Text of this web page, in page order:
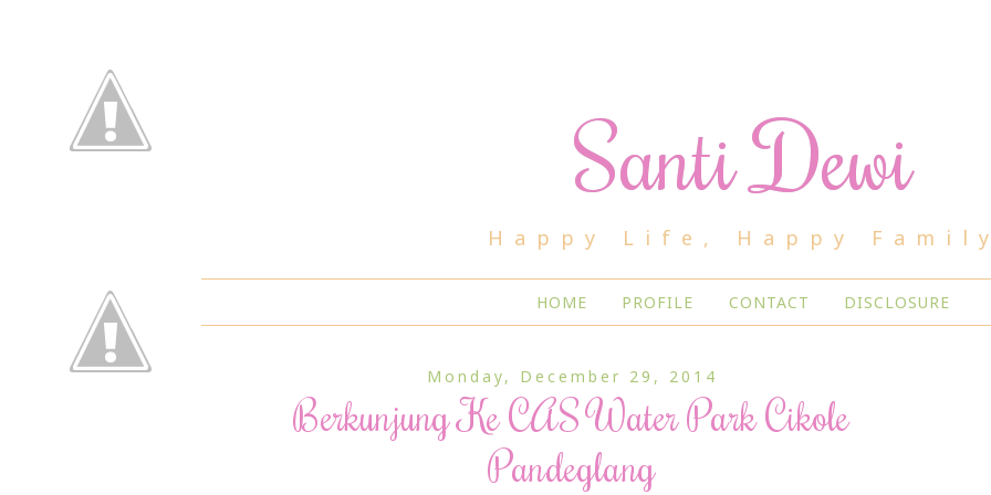
Santi Dewi
Happy Life, Happy
HOME PROFILE CONTACT DISCLOSURE
Monday, December 29, 2014
Berkunjung Ke CAS Water Park Cikole
Pandeglang